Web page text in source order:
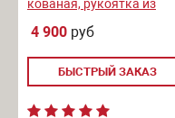
кованая, рукоятка из
4 900 руб
БЫСТРЫЙ ЗАКАЗ